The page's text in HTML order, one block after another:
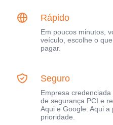
Rápido
Em poucos minutos,
veículo, escolhe o
pagar.
Seguro
Empresa
de segurança PCI e
Aqui e Google. Aqui
prioridade.